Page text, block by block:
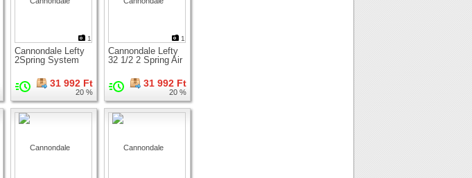
1
Cannondale Lefty
2Spring System
31 992 Ft
20 %
1
Cannondale Lefty
32 1/2 2 Spring Air
31 992 Ft
20 %